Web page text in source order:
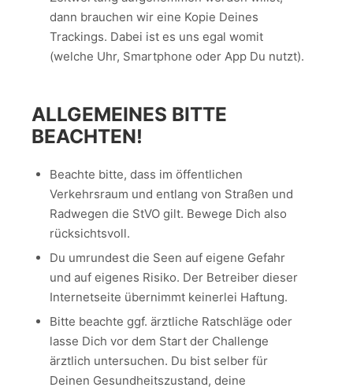
dann brauchen wir eine Kopie Deines
Trackings. Dabei ist es uns egal womit
(welche Uhr, Smartphone oder App Du nutzt).
ALLGEMEINES BITTE
BEACHTEN!
Beachte bitte, dass im öffentlichen
Verkehrsraum und entlang von Straßen und
Radwegen die StVO gilt. Bewege Dich also
rücksichtsvoll.
Du umrundest die Seen auf eigene Gefahr
und auf eigenes Risiko. Der Betreiber dieser
Internetseite übernimmt keinerlei Haftung.
Bitte beachte ggf. ärztliche Ratschläge oder
lasse Dich vor dem Start der Challenge
ärztlich untersuchen. Du bist selber für
Deinen Gesundheitszustand, deine